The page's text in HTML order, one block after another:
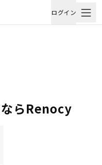
ログイン
らRenocy